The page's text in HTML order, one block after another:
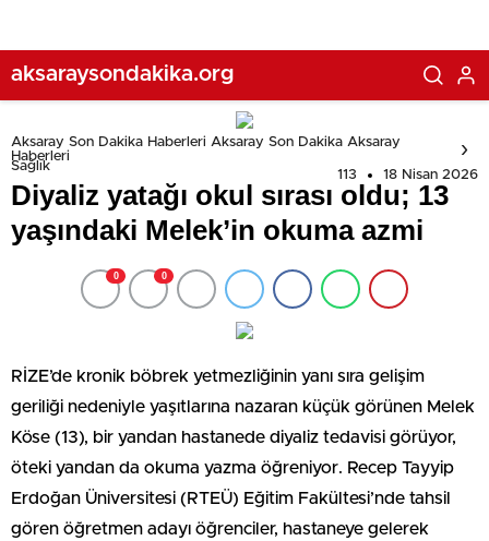
aksaraysondakika.org
Aksaray Son Dakika Haberleri Aksaray Son Dakika Aksaray
Haberleri
Sağlık
113 18 Nisan 2026
Diyaliz yatağı okul sırası oldu; 13
yaşındaki Melek’in okuma azmi
0 0
RİZE’de kronik böbrek yetmezliğinin yanı sıra gelişim
geriliği nedeniyle yaşıtlarına nazaran küçük görünen Melek
Köse (13), bir yandan hastanede diyaliz tedavisi görüyor,
öteki yandan da okuma yazma öğreniyor. Recep Tayyip
Erdoğan Üniversitesi (RTEÜ) Eğitim Fakültesi’nde tahsil
gören öğretmen adayı öğrenciler, hastaneye gelerek